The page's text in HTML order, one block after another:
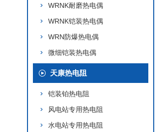
WRNK耐磨热电偶
WRNK铠装热电偶
WRN防爆热电偶
微细铠装热电偶
天康热电阻
铠装铂热电阻
风电站专用热电阻
水电站专用热电阻